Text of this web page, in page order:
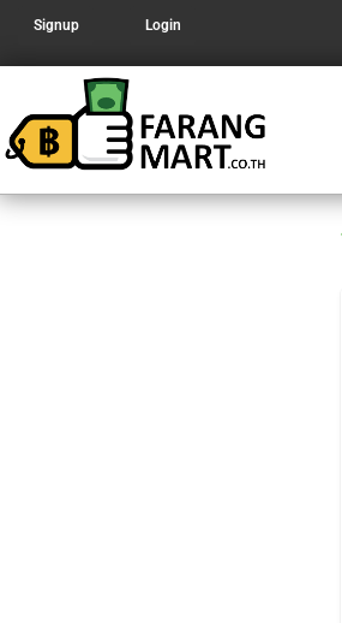
Signup Login